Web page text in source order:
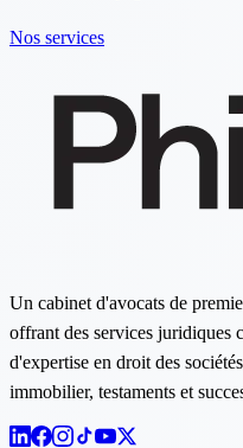
Nos services
Un cabinet d'avocats de
offrant des services juridiques
d'expertise en droit des
immobilier, testaments et